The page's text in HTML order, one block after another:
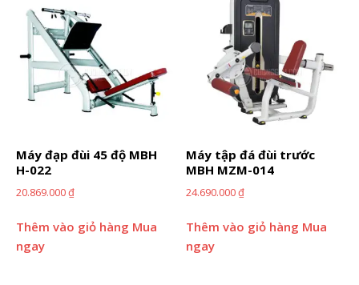
Máy đạp đùi 45 độ MBH
H-022
20.869.000₫
Thêm vào giỏ hàng Mua
ngay
Máy tập đá đùi trước
MBH MZM-014
24.690.000₫
Thêm vào giỏ hàng Mua
ngay